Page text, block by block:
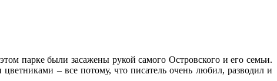
парке были засажены рукой самого Островского и его семьи.
– все потому, что писатель очень любил, разводил и